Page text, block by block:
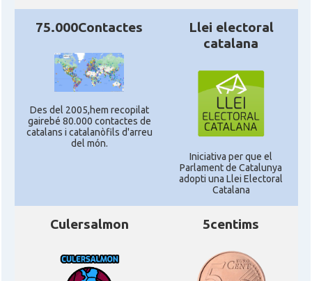
75.000Contactes
Des del 2005,hem recopilat
gairebé 80.000 contactes de
catalans i catalanòfils d'arreu
del món.
Llei electoral
catalana
Iniciativa per que el
Parlament de Catalunya
adopti una Llei Electoral
Catalana
Culersalmon 5centims